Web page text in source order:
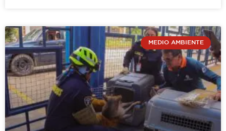
MEDIO AMBIENTE